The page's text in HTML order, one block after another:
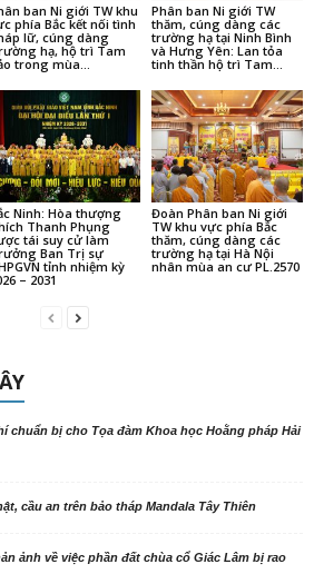
ban Ni giới TW khu
phía Bắc kết nối tình
lữ, cúng dàng
hạ, hộ trì Tam
trong mùa...
Phân ban Ni giới TW
thăm, cúng dàng các
trường hạ tại Ninh Bình
và Hưng Yên: Lan tỏa
tinh thần hộ trì Tam...
Ninh: Hòa thượng
Thanh Phụng
tái suy cử làm
Ban Trị sự
tỉnh nhiệm kỳ
– 2031
Đoàn Phân ban Ni giới
TW khu vực phía Bắc
thăm, cúng dàng các
trường hạ tại Hà Nội
nhân mùa an cư PL.2570
chuẩn bị cho Tọa đàm Khoa học Hoằng pháp Hải
cầu an trên bảo tháp Mandala Tây Thiên
ảnh về việc phần đất chùa cổ Giác Lâm bị rao